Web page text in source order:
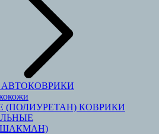
(ПОЛИУРЕТАН) КОВРИКИ
(ШАКМАН)